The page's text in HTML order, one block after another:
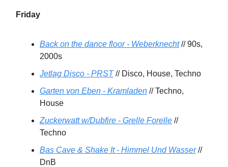
Friday
Back on the dance floor - Weberknecht// 90s,
2000s
Jetlag Disco - PRST// Disco, House, Techno
Garten von Eben - Kramladen // Techno,
House
Zuckerwatt w/Dubfire - Grelle Forelle //
Techno
Bas Cave & Shake It - Himmel Und Wasser//
DnB